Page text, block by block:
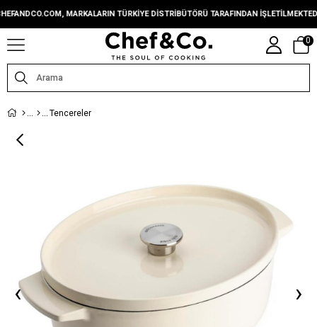
MARKALARIN TÜRKIYE DISTRIBÜTÖRÜ TARAFINDAN IŞLETILMEKTEDIR.
0
Tencereler
‹ ›